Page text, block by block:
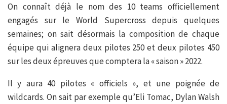
On connaît déjà le nom des 10 teams officiellement
engagés sur le World Supercross depuis quelques
semaines; on sait désormais la composition de chaque
équipe qui alignera deux pilotes 250 et deux pilotes 450
sur les deux épreuves que comptera la « saison » 2022.
Il y aura 40 pilotes « officiels », et une poignée de
wildcards. On sait par exemple qu’Eli Tomac, Dylan Walsh